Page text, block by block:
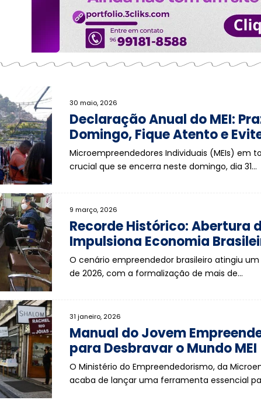
30 maio, 2026
Declaração Anual do MEI:
Domingo, Fique Atento e
Microempreendedores Individuais (MEIs) em
crucial que se encerra neste domingo, dia 31…
9 março, 2026
Recorde Histórico: Abertura
Impulsiona Economia
O cenário empreendedor brasileiro atingiu
de 2026, com a formalização de mais de…
31 janeiro, 2026
Manual do Jovem
para Desbravar o Mundo MEI
O Ministério do Empreendedorismo, da
acaba de lançar uma ferramenta essencial